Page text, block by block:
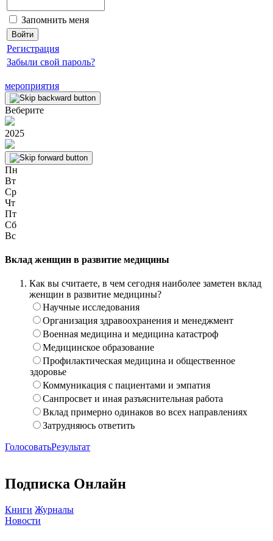
Запомнить меня
Регистрация
Забыли свой пароль?
мероприятия
Веберите
2025
Пн
Вт
Ср
Чт
Пт
Сб
Вс
Вклад женщин в развитие медицины
Как вы считаете, в чем сегодня наиболее заметен вклад
женщин в развитие медицины?
Научные исследования
Организация здравоохранения и менеджмент
Военная медицина и медицина катастроф
Медицинское образование
Профилактическая медицина и общественное
здоровье
Коммуникация с пациентами и эмпатия
Санпросвет и иная разъяснительная работа
Вклад примерно одинаков во всех направлениях
Затрудняюсь ответить
ГолосоватьРезультат
Подписка Онлайн
Книги Журналы
Новости